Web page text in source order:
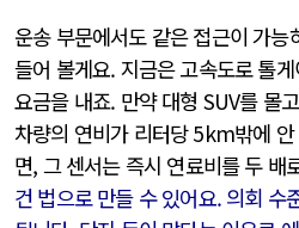
운송 부문에서도 같은 접근이 가
들어 볼게요. 지금은 고속도로 톨
요금을 내죠. 만약 대형 SUV를 몰
차량의 연비가 리터당 5km밖에
면, 그 센서는 즉시 연료비를 두 배
건 법으로 만들 수 있어요. 의회 수